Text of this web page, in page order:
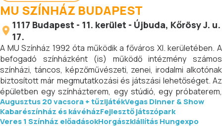
MU SZÍNHÁZ BUDAPEST
1117 Budapest - 11. kerület - Újbuda, Kőrösy J. u.
17.
A MU Színház 1992 óta működik a főváros XI. kerületében. A
befogadó színházként (is) működő intézmény számos
színházi, táncos, képzőművészeti, zenei, irodalmi alkotónak
biztosított már megmutatkozási és játszási lehetőséget. Az
épületben egy színházterem, egy stúdió, egy próbaterem,
egy galéria és egy kávézó működik napi rendszerességgel. A
befogadás mellett a MU mint önálló színház célja saját
Augusztus 20 vacsora + tűzijátékVegas Dinner & Show
Kabarészínház és kávéházFejlesztő játszópark
Veres 1 Színház előadásokHorgászkiállítás Hungexpo